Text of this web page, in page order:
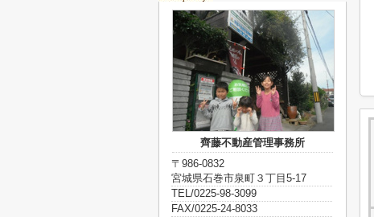
齊藤不動産管理事務所
〒986-0832
宮城県石巻市泉町３丁目5-17
TEL/0225-98-3099
FAX/0225-24-8033